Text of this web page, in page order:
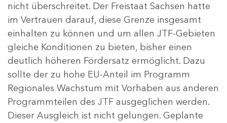
nicht überschreitet. Der Freistaat Sachsen hatte
im Vertrauen darauf, diese Grenze insgesamt
einhalten zu können und um allen JTF-Gebieten
gleiche Konditionen zu bieten, bisher einen
deutlich höheren Fördersatz ermöglicht. Dazu
sollte der zu hohe EU-Anteil im Programm
Regionales Wachstum mit Vorhaben aus anderen
Programmteilen des JTF ausgeglichen werden.
Dieser Ausgleich ist nicht gelungen. Geplante